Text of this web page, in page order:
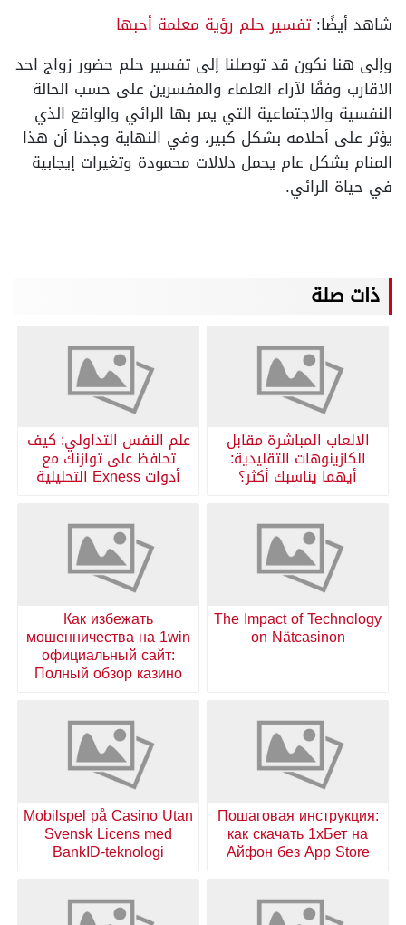
شاهد أيضًا:تفسير حلم رؤية معلمة أحبها
وإلى هنا نكون قد توصلنا إلى تفسير حلم حضور زواج احد
الاقارب وفقًا لآراء العلماء والمفسرين على حسب الحالة
النفسية والاجتماعية التي يمر بها الرائي والواقع الذي
يؤثر على أحلامه بشكل كبير، وفي النهاية وجدنا أن هذا
المنام بشكل عام يحمل دلالات محمودة وتغيرات إيجابية
في حياة الرائي.
ذات صلة
الالعاب المباشرة مقابل
الكازينوهات التقليدية:
أيهما يناسبك أكثر؟
علم النفس التداولي: كيف
تحافظ على توازنك مع
أدوات Exness التحليلية
The Impact of Technology
on Nätcasinon
Как избежать
мошенничества на 1win
официальный сайт:
Полный обзор казино
Пошаговая инструкция:
как скачать 1хБет на
Айфон без App Store
Mobilspel på Casino Utan
Svensk Licens med
BankID-teknologi